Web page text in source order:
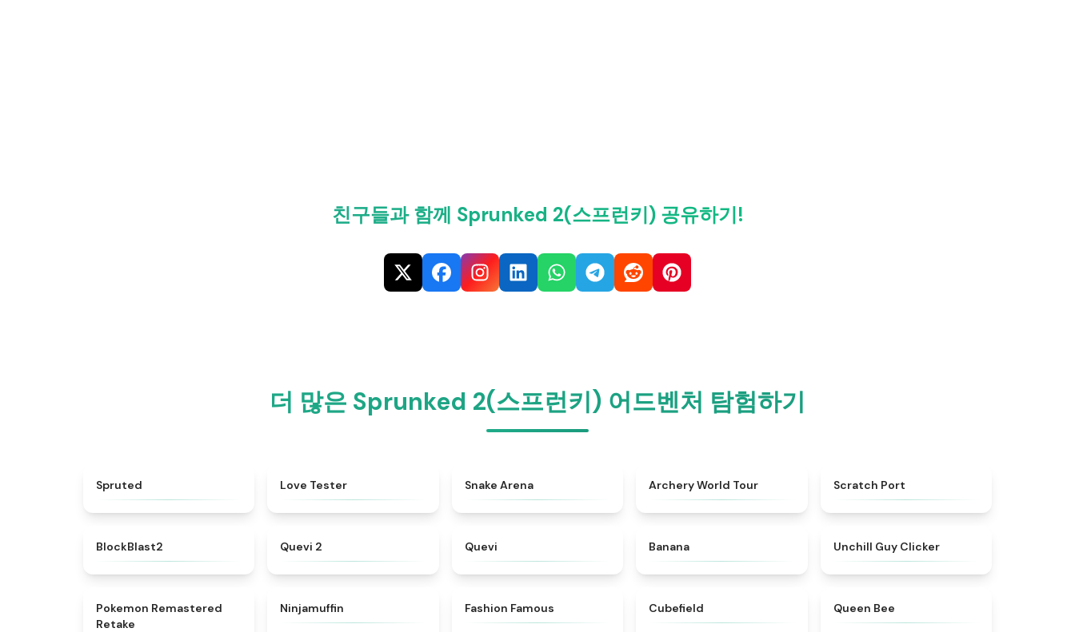
친구들과 함께 Sprunked 2(스프런키) 공유하기!
더 많은 Sprunked 2(스프런키) 어드벤처 탐험하기
Spruted Love Tester Snake Arena Archery World Tour Scratch Port
BlockBlast2 Quevi 2 Quevi Banana Unchill Guy Clicker
★
Pokemon Remastered
Retake
Ninjamuffin Fashion Famous Cubefield Queen Bee